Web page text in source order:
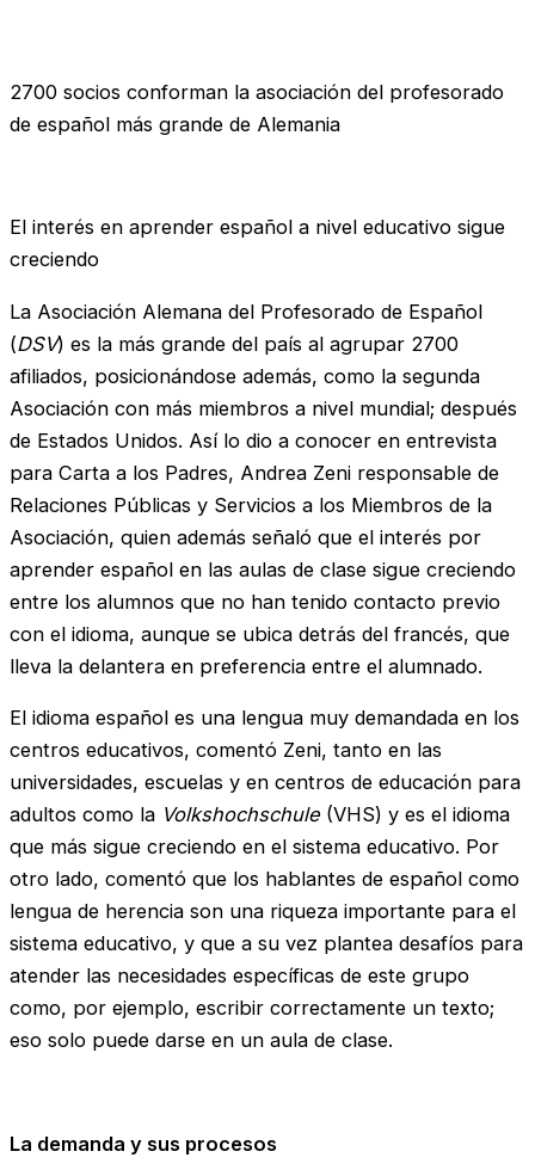
2700 socios conforman la asociación del profesorado
de español más grande de Alemania
El interés en aprender español a nivel educativo sigue
creciendo
La Asociación Alemana del Profesorado de Español
(DSV) es la más grande del país al agrupar 2700
afiliados, posicionándose además, como la segunda
Asociación con más miembros a nivel mundial; después
de Estados Unidos. Así lo dio a conocer en entrevista
para Carta a los Padres, Andrea Zeni responsable de
Relaciones Públicas y Servicios a los Miembros de la
Asociación, quien además señaló que el interés por
aprender español en las aulas de clase sigue creciendo
entre los alumnos que no han tenido contacto previo
con el idioma, aunque se ubica detrás del francés, que
lleva la delantera en preferencia entre el alumnado.
El idioma español es una lengua muy demandada en los
centros educativos, comentó Zeni, tanto en las
universidades, escuelas y en centros de educación para
adultos como la Volkshochschule (VHS) y es el idioma
que más sigue creciendo en el sistema educativo. Por
otro lado, comentó que los hablantes de español como
lengua de herencia son una riqueza importante para el
sistema educativo, y que a su vez plantea desafíos para
atender las necesidades específicas de este grupo
como, por ejemplo, escribir correctamente un texto;
eso solo puede darse en un aula de clase.
La demanda y sus procesos